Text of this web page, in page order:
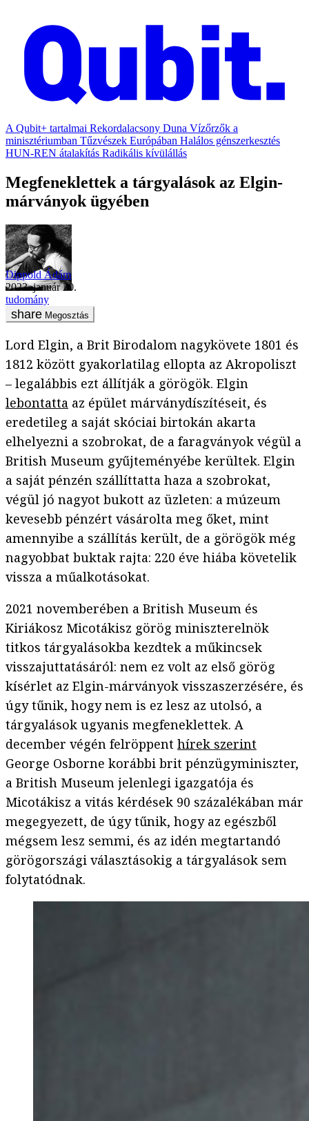
A Qubit+ tartalmai Rekordalacsony Duna Vízőrzők a
minisztériumban Tűzvészek Európában Halálos génszerkesztés
HUN-REN átalakítás Radikális kívülállás
Megfeneklettek a tárgyalások az Elgin-
márványok ügyében
Dippold Ádám
2023. január 20.
tudomány
Megosztás
Lord Elgin, a Brit Birodalom nagykövete 1801 és
1812 között gyakorlatilag ellopta az Akropoliszt
– legalábbis ezt állítják a görögök. Elgin
lebontatta az épület márványdíszítéseit, és
eredetileg a saját skóciai birtokán akarta
elhelyezni a szobrokat, de a faragványok végül a
British Museum gyűjteményébe kerültek. Elgin
a saját pénzén szállíttatta haza a szobrokat,
végül jó nagyot bukott az üzleten: a múzeum
kevesebb pénzért vásárolta meg őket, mint
amennyibe a szállítás került, de a görögök még
nagyobbat buktak rajta: 220 éve hiába követelik
vissza a műalkotásokat.
2021 novemberében a British Museum és
Kiriákosz Micotákisz görög miniszterelnök
titkos tárgyalásokba kezdtek a műkincsek
visszajuttatásáról: nem ez volt az első görög
kísérlet az Elgin-márványok visszaszerzésére, és
úgy tűnik, hogy nem is ez lesz az utolsó, a
tárgyalások ugyanis megfeneklettek. A
december végén felröppent hírek szerint
George Osborne korábbi brit pénzügyminiszter,
a British Museum jelenlegi igazgatója és
Micotákisz a vitás kérdések 90 százalékában már
megegyezett, de úgy tűnik, hogy az egészből
mégsem lesz semmi, és az idén megtartandó
görögországi választásokig a tárgyalások sem
folytatódnak.